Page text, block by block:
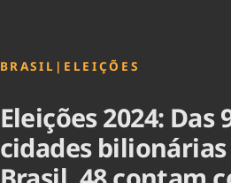
BRASIL | ELEIÇÕES
Eleições 2024: Das
cidades